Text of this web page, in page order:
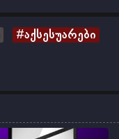
#აქსესუარები